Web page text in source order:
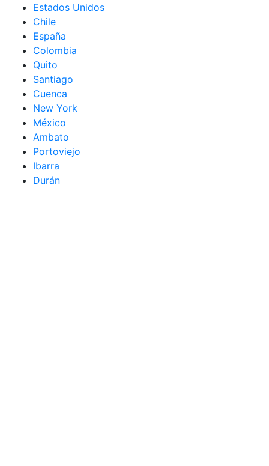
Estados Unidos
Chile
España
Colombia
Quito
Santiago
Cuenca
New York
México
Ambato
Portoviejo
Ibarra
Durán